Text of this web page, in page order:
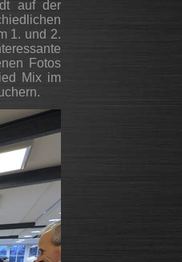
auf der
1. und 2.
Fotos
Mix im